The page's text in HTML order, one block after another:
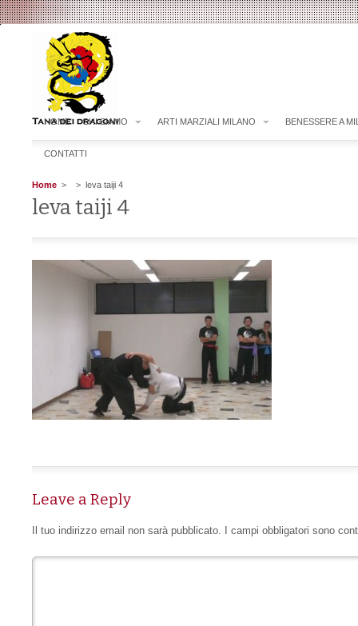
HOME CHI SIAMO ARTI MARZIALI MILANO BENESSERE A
CONTATTI
Home > > leva taiji 4
leva taiji 4
Leave a Reply
Il tuo indirizzo email non sarà pubblicato. I campi obbligatori sono